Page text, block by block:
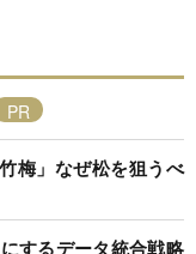
梅」なぜ松を狙うべ
するデータ統合戦略